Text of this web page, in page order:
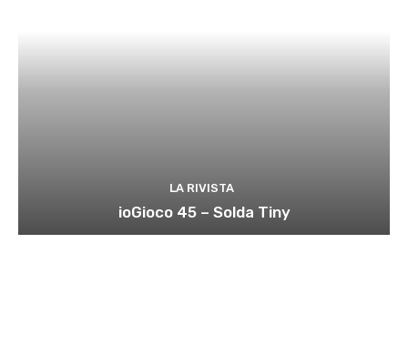
LA RIVISTA
ioGioco 45 – Solda Tiny